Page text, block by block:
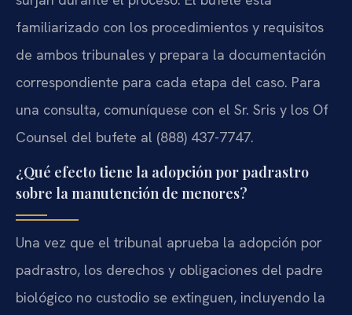
familiarizado con los procedimientos y requisitos
de ambos tribunales y prepara la documentación
correspondiente para cada etapa del caso. Para
una consulta, comuníquese con el Sr. Sris y los Of
Counsel del bufete al (888) 437-7747.
¿Qué efecto tiene la adopción por padrastro
sobre la manutención de menores?
Una vez que el tribunal aprueba la adopción por
padrastro, los derechos y obligaciones del padre
biológico no custodio se extinguen, incluyendo la